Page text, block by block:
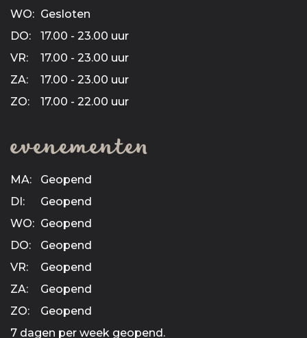
WO: Gesloten
DO:
17.00 - 23.00 uur
VR:
17.00 - 23.00 uur
ZA:
17.00 - 23.00 uur
ZO:
17.00 - 22.00 uur
evenementen
MA:
Geopend
DI:
Geopend
WO: Geopend
DO:
Geopend
VR:
Geopend
ZA:
Geopend
ZO:
Geopend
7 dagen per week geopend.